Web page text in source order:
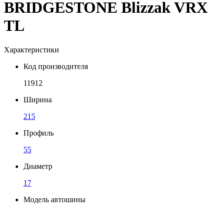
BRIDGESTONE Blizzak VRX
TL
Характеристики
Код производителя
11912
Ширина
215
Профиль
55
Диаметр
17
Модель автошины